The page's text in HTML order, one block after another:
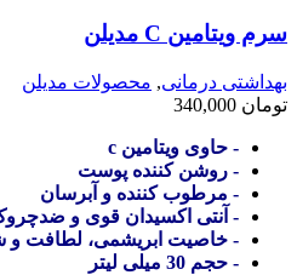
سرم ویتامین C مدیلن
بهداشتی درمانی, محصولات مدیلن
تومان
- حاوی ویتامین c
- روشن کننده پوست
- مرطوب کننده و آبرسان
- آنتی اکسیدان قوی و
- خاصیت ابریشمی، لطافت و
- حجم 30 میلی لیتر